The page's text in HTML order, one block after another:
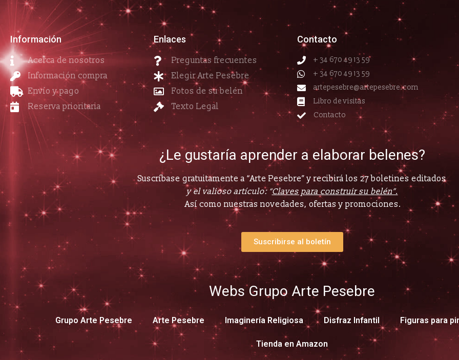
Información
Acerca de nosotros
Información compra
Envío y pago
Reserva prioritaria
Enlaces
Preguntas frecuentes
Elegir Arte Pesebre
Fotos de su belén
Texto Legal
Contacto
+ 34 670 49 13 59
+ 34 670 49 13 59
artepesebre@artepesebre.com
Libro de visitas
Contacto
¿Le gustaría aprender a elaborar belenes?
Suscríbase gratuitamente a “Arte Pesebre” y recibirá los 27 boletines editados
y el valioso artículo: “Claves para construir su belén”.
Así como nuestras novedades, ofertas y promociones.
Suscribirse al boletín
Webs Grupo Arte Pesebre
Grupo Arte Pesebre Arte Pesebre Imaginería Religiosa Disfraz Infantil Figuras para
Tienda en Amazon